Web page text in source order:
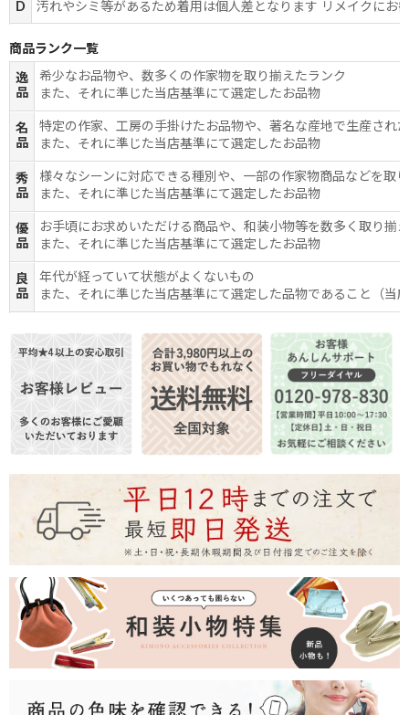
D 汚れやシミ等があるため着用は個人差となります リメイクにお
商品ランク一覧
逸
品
希少なお品物や、数多くの作家物を取り揃えたランク
また、それに準じた当店基準にて選定したお品物
名
品
特定の作家、工房の手掛けたお品物や、著名な産地で生産され
また、それに準じた当店基準にて選定したお品物
秀
品
様々なシーンに対応できる種別や、一部の作家物商品などを取
また、それに準じた当店基準にて選定したお品物
優
品
お手頃にお求めいただける商品や、和装小物等を数多く取り揃
また、それに準じた当店基準にて選定したお品物
良
品
年代が経っていて状態がよくないもの
また、それに準じた当店基準にて選定した品物であること（当